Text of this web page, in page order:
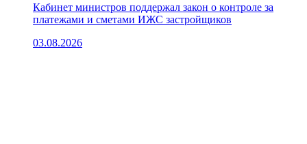
Кабинет министров поддержал закон о контроле за
платежами и сметами ИЖС застройщиков
03.08.2026